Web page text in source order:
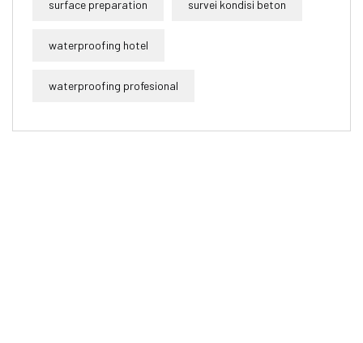
surface preparation survei kondisi beton
waterproofing hotel
waterproofing profesional